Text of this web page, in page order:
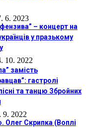
6. 2023
– концерт на
у празькому
10. 2022
замість
гастролі
та танцю Збройних
9. 2022
Олег Скрипка (Воплі